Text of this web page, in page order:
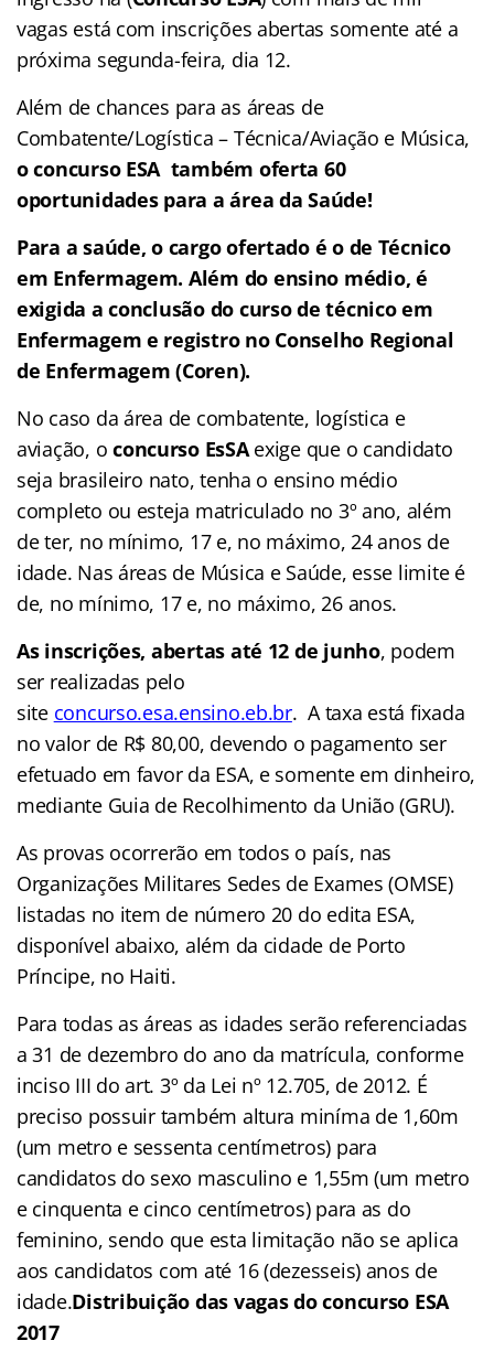
vagas está com inscrições abertas somente até a
próxima segunda-feira, dia 12.
Além de chances para as áreas de
Combatente/Logística – Técnica/Aviação e Música,
o concurso ESA também oferta 60
oportunidades para a área da Saúde!
Para a saúde, o cargo ofertado é o de Técnico
em Enfermagem. Além do ensino médio, é
exigida a conclusão do curso de técnico em
Enfermagem e registro no Conselho Regional
de Enfermagem (Coren).
No caso da área de combatente, logística e
aviação, o concurso EsSAexige que o candidato
seja brasileiro nato, tenha o ensino médio
completo ou esteja matriculado no 3º ano, além
de ter, no mínimo, 17 e, no máximo, 24 anos de
idade. Nas áreas de Música e Saúde, esse limite é
de, no mínimo, 17 e, no máximo, 26 anos.
As inscrições, abertas até 12 de junho, podem
ser realizadas pelo
site concurso.esa.ensino.eb.br. A taxa está fixada
no valor de R$ 80,00, devendo o pagamento ser
efetuado em favor da ESA, e somente em dinheiro,
mediante Guia de Recolhimento da União (GRU).
As provas ocorrerão em todos o país, nas
Organizações Militares Sedes de Exames (OMSE)
listadas no item de número 20 do edita ESA,
disponível abaixo, além da cidade de Porto
Príncipe, no Haiti.
Para todas as áreas as idades serão referenciadas
a 31 de dezembro do ano da matrícula, conforme
inciso III do art. 3º da Lei nº 12.705, de 2012. É
preciso possuir também altura miníma de 1,60m
(um metro e sessenta centímetros) para
candidatos do sexo masculino e 1,55m (um metro
e cinquenta e cinco centímetros) para as do
feminino, sendo que esta limitação não se aplica
aos candidatos com até 16 (dezesseis) anos de
idade.Distribuição das vagas do concurso ESA
2017